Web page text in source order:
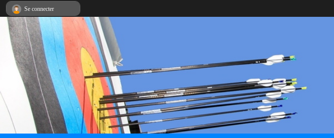
Se connecter
Panneau de gestion des cookies